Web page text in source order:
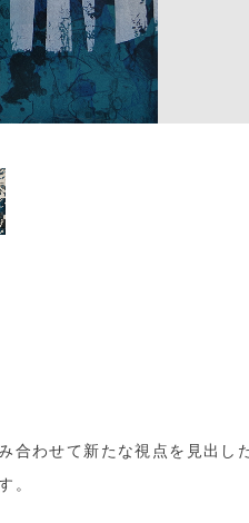
合わせて新たな視点を見出し
。